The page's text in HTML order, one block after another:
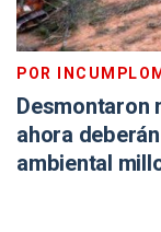
POR
Desmontaron
ahora
ambiental